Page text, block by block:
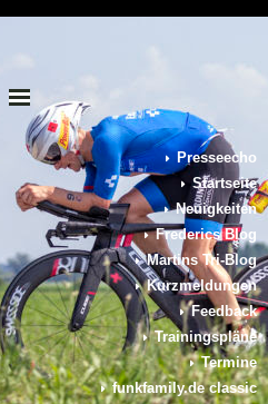
Presseecho
Startseite
Neuigkeiten
Frederics Blog
Martins Tri-Blog
Kurzmeldungen
Feedback
Trainingspläne
Termine
funkfamily.de classic